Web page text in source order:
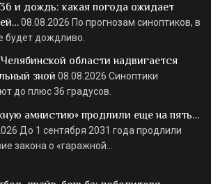
и дождь: какая погода ожидает
08.08.2026 По прогнозам синоптиков, в
будет дождливо.
области надвигается
зной 08.08.2026 Синоптики
до плюс 36 градусов.
амнистию» продлили еще на пять…
До 1 сентября 2031 года продлили
закона о «гаражной…